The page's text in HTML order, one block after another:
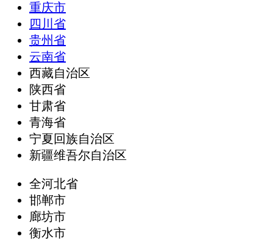
重庆市
四川省
贵州省
云南省
西藏自治区
陕西省
甘肃省
青海省
宁夏回族自治区
新疆维吾尔自治区
全河北省
邯郸市
廊坊市
衡水市